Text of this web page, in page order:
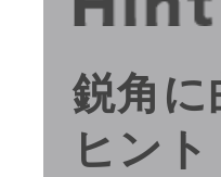
鋭角
ヒント